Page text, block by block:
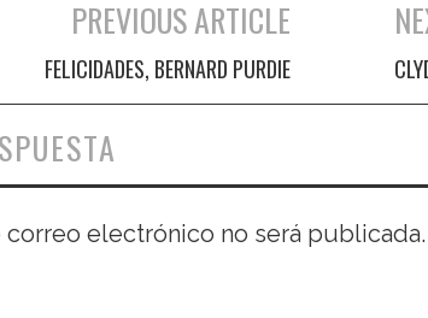
PREVIOUS ARTICLE
FELICIDADES, BERNARD PURDIE
electrónico no será publicada.